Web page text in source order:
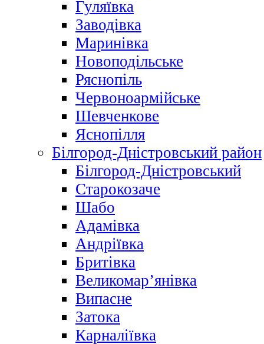
Гуляївка
Заводівка
Маринівка
Новоподільське
Ряснопіль
Червоноармійське
Шевченкове
Яснопілля
Білгород-Дністровський район
Білгород-Дністровський
Старокозаче
Шабо
Адамівка
Андріївка
Бритівка
Великомар’янівка
Випасне
Затока
Карналіївка